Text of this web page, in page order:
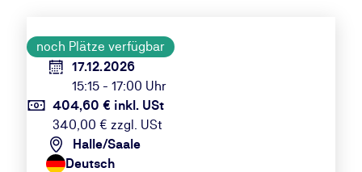
noch Plätze verfügbar
17.12.2026
15:15 - 17:00 Uhr
404,60 € inkl. USt
340,00 € zzgl. USt
Halle/Saale
Deutsch